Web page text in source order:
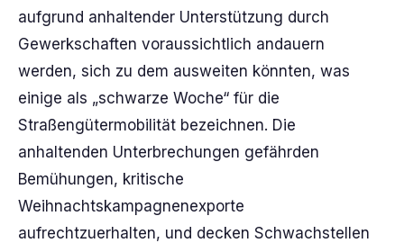
aufgrund anhaltender Unterstützung durch
Gewerkschaften voraussichtlich andauern
werden, sich zu dem ausweiten könnten, was
einige als „schwarze Woche“ für die
Straßengütermobilität bezeichnen. Die
anhaltenden Unterbrechungen gefährden
Bemühungen, kritische
Weihnachtskampagnenexporte
aufrechtzuerhalten, und decken Schwachstellen